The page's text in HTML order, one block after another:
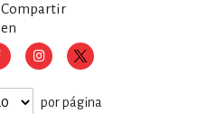
Compartir
en
por página